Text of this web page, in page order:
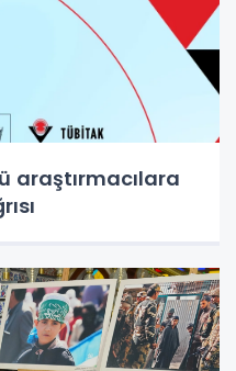
araştırmacılara